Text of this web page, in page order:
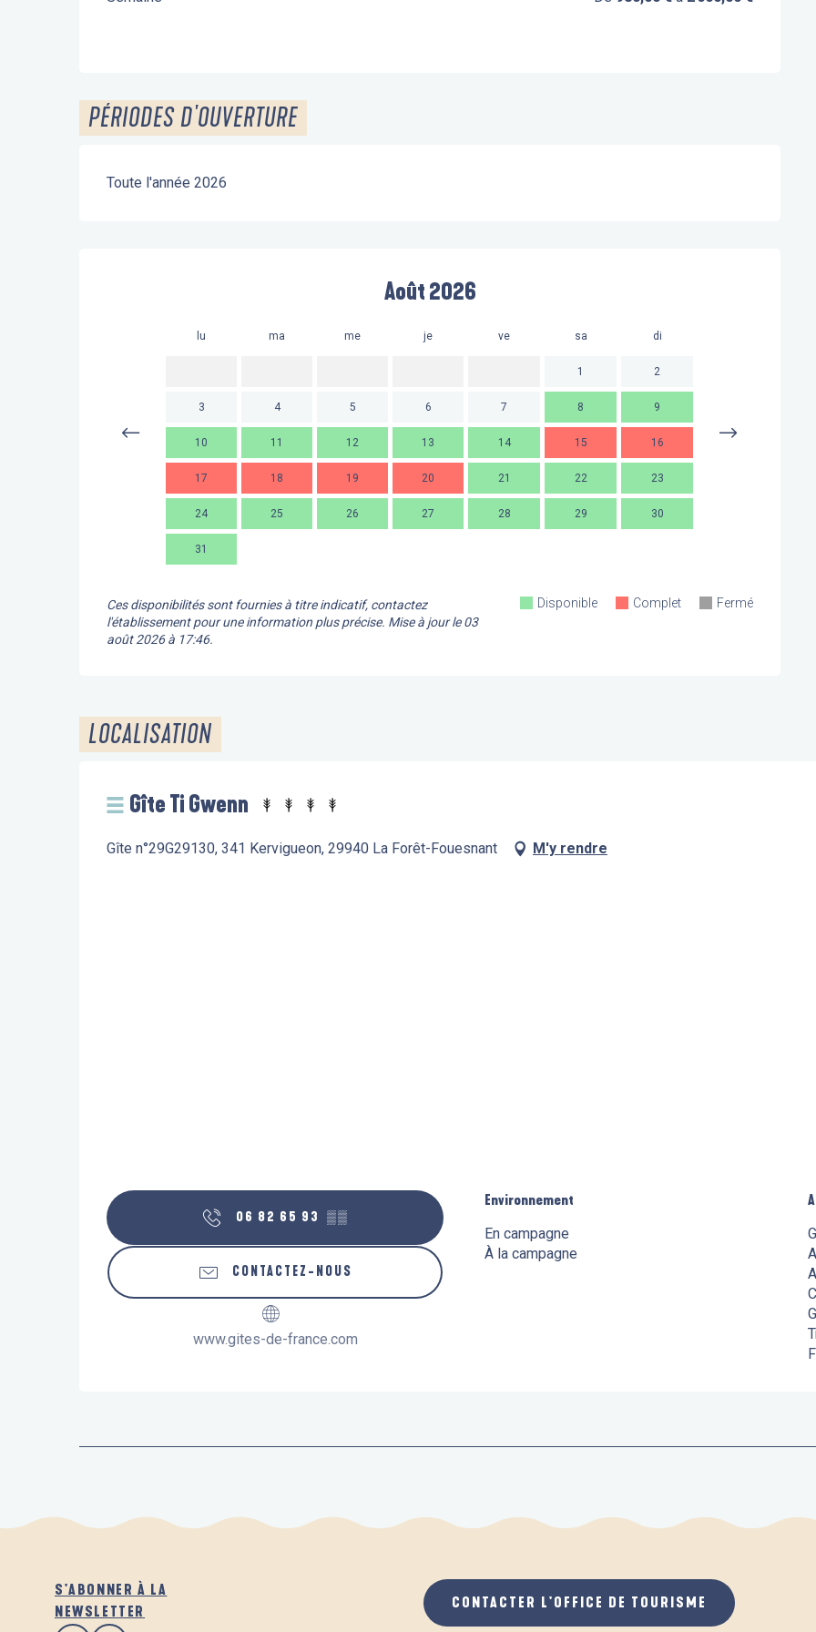
PÉRIODES D'OUVERTURE
Toute l'année 2026
Août 2026
lu ma me je ve sa di
1 2
3 4 5 6 7 8 9
10 11 12 13 14 15 16
17 18 19 20 21 22 23
24 25 26 27 28 29 30
31
14
Ces disponibilités sont fournies à titre indicatif, contactez
l'établissement pour une information plus précise. Mise à jour le03
août 2026 à 17:46.
Disponible Complet Fermé
LOCALISATION
Gîte Ti Gwenn
Gîte n°29G29130, 341 Kervigueon, 29940 La Forêt-Fouesnant M'y rendre
06 82 65 93 ▒▒
CONTACTEZ-NOUS
www.gites-de-france.com
Environnement
Environnement
En campagne
À la campagne
S'ABONNER À LA
NEWSLETTER
CONTACTER L'OFFICE DE TOURISME